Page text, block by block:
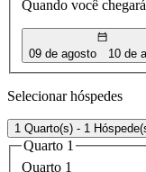
Quando você
09 de agosto 10 de
Selecionar hóspedes
1 Quarto(s) - 1
Quarto 1
Quarto 1